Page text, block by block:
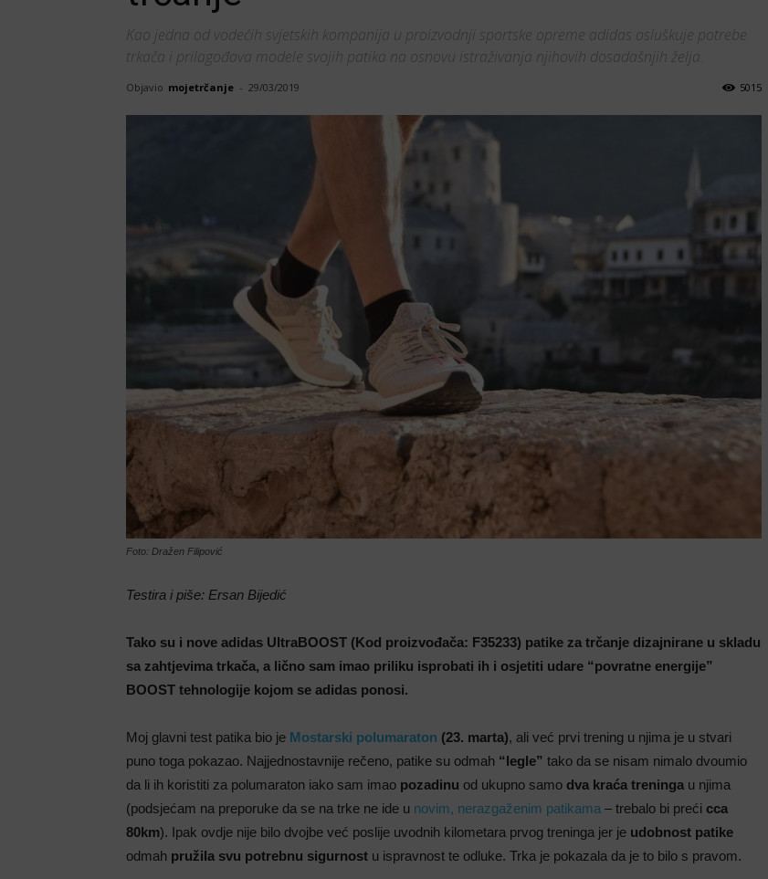
Kao jedna od vodećih svjetskih kompanija u proizvodnji sportske opreme adidas osluškuje potrebe
trkača i prilagođava modele svojih patika na osnovu istraživanja njihovih dosadašnjih želja.
Objavio mojetrčanje - 29/03/2019 5015
Foto: Dražen Filipović
Testira i piše: Ersan Bijedić
Tako su i nove adidas UltraBOOST (Kod proizvođača: F35233) patike za trčanje dizajnirane u skladu
sa zahtjevima trkača, a lično sam imao priliku isprobati ih i osjetiti udare “povratne energije”
BOOST tehnologije kojom se adidas ponosi.
Moj glavni test patika bio je Mostarski polumaraton (23. marta), ali već prvi trening u njima je u stvari
puno toga pokazao. Najjednostavnije rečeno, patike su odmah “legle” tako da se nisam nimalo dvoumio
da li ih koristiti za polumaraton iako sam imao pozadinu od ukupno samo dva kraća treninga u njima
(podsjećam na preporuke da se na trke ne ide u novim, nerazgaženim patikama – trebalo bi preći cca
80km). Ipak ovdje nije bilo dvojbe već poslije uvodnih kilometara prvog treninga jer je udobnost patike
odmah pružila svu potrebnu sigurnost u ispravnost te odluke. Trka je pokazala da je to bilo s pravom.